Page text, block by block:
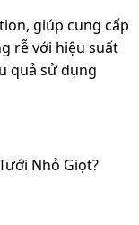
giúp cung cấp
rễ với hiệu suất
quả sử dụng
Nhỏ Giọt?